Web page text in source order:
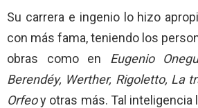
Su carrera e ingenio lo hizo
con más fama, teniendo los
obras como en Eugenio
Berendéy, Werther, Rigoletto, La
Orfeoy otras más. Tal inteligencia